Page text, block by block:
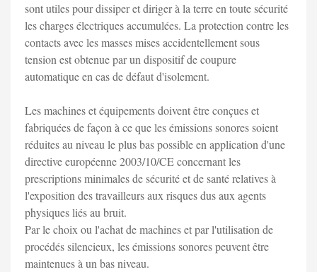
sont utiles pour dissiper et diriger à la terre en toute sécurité
les charges électriques accumulées. La protection contre les
contacts avec les masses mises accidentellement sous
tension est obtenue par un dispositif de coupure
automatique en cas de défaut d'isolement.
Les machines et équipements doivent être conçues et
fabriquées de façon à ce que les émissions sonores soient
réduites au niveau le plus bas possible en application d'une
directive européenne 2003/10/CE concernant les
prescriptions minimales de sécurité et de santé relatives à
l'exposition des travailleurs aux risques dus aux agents
physiques liés au bruit.
Par le choix ou l'achat de machines et par l'utilisation de
procédés silencieux, les émissions sonores peuvent être
maintenues à un bas niveau.